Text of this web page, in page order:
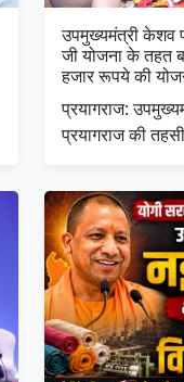
उपमुख्यमंत्री केशव
जी योजना के तहत
हजार रूपये की
प्रयागराज:
प्रयागराज की